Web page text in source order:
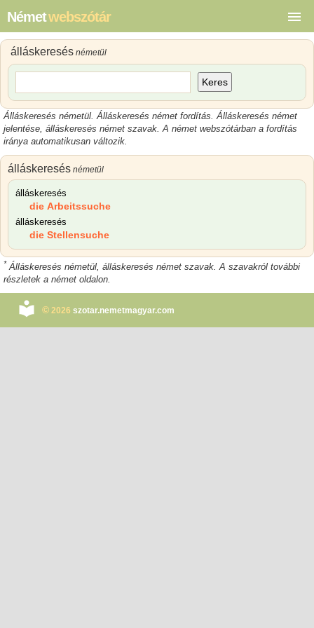
Németwebszótár
álláskeresés németül
Keres
Álláskeresés németül. Álláskeresés német fordítás. Álláskeresés német
jelentése, álláskeresés német szavak. A német webszótárban a fordítás
iránya automatikusan változik.
álláskeresés németül
álláskeresés
die Arbeitssuche
álláskeresés
die Stellensuche
* Álláskeresés németül, álláskeresés német szavak. A szavakról további
részletek a német oldalon.
© 2026 szotar.nemetmagyar.com